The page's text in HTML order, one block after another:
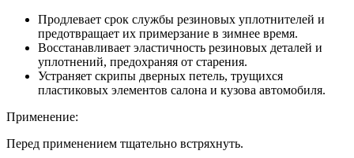
Продлевает срок службы резиновых уплотнителей и
предотвращает их примерзание в зимнее время.
Восстанавливает эластичность резиновых деталей и
уплотнений, предохраняя от старения.
Устраняет скрипы дверных петель, трущихся
пластиковых элементов салона и кузова автомобиля.
Применение:
Перед применением тщательно встряхнуть.